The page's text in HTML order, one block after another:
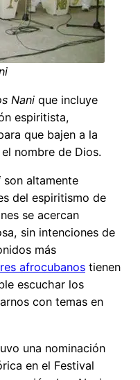
Nani que incluye
espiritista,
que bajen a la
nombre de Dios.
son altamente
del espiritismo de
se acercan
sin intenciones de
más
afrocubanos tienen
escuchar los
con temas en
una nominación
en el Festival